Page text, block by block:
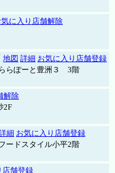
気に入り店舗解除
地図 詳細 お気に入り店舗登録
らぽーと豊洲３ 3階
解除
2F
細 お気に入り店舗登録
ードスタイル小平2階
店舗登録